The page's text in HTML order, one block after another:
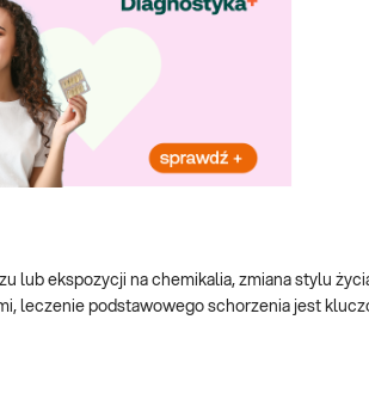
lub ekspozycji na chemikalia, zmiana stylu
leczenie podstawowego schorzenia jest